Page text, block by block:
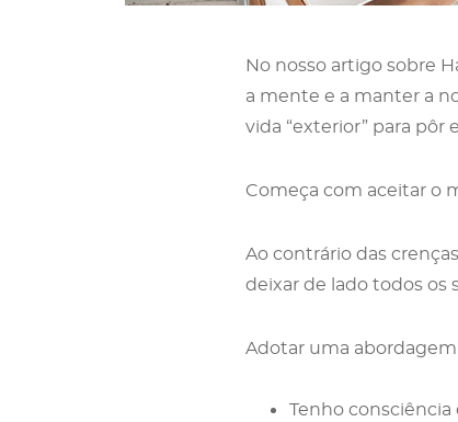
No nosso artigo sobre
a mente e a manter a
vida “exterior” para
Começa com aceitar o
Ao contrário das
deixar de lado todos os
Adotar uma
Tenho